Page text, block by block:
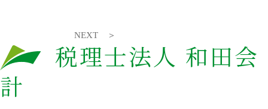
NEXT ＞
税理士法人 和田会
計